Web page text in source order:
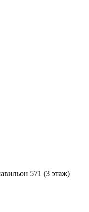
571 (3 этаж)